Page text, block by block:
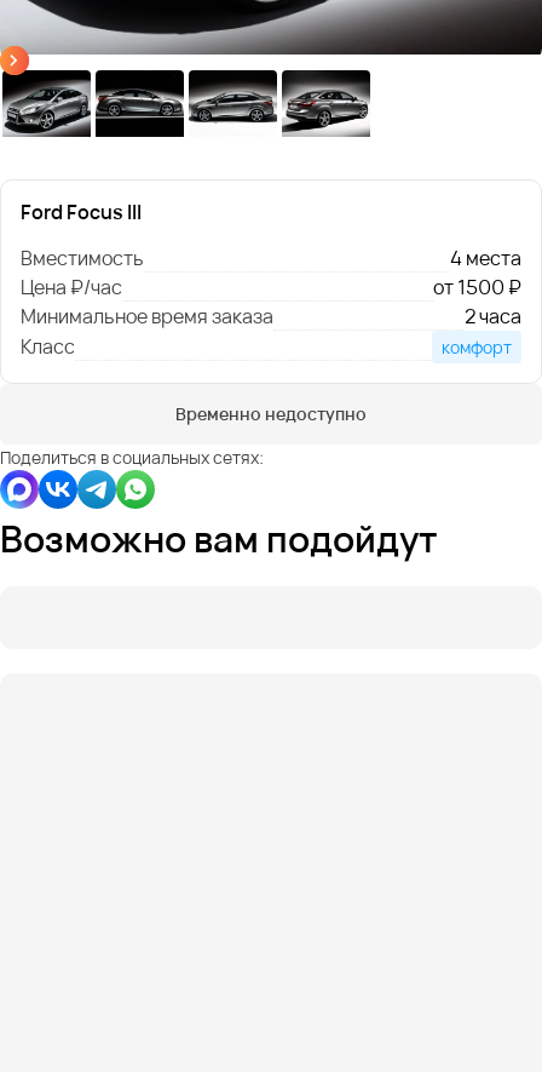
Ford Focus III
Вместимость
4 места
Цена ₽/час
от 1500 ₽
Минимальное время заказа
2 часа
Класс
комфорт
Временно недоступно
Поделиться в социальных сетях:
Возможно вам подойдут